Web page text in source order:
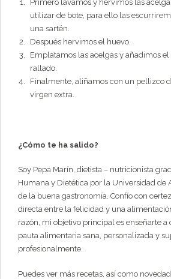
Primero lavamos y hervimos las
utilizar de bote, para ello las
una sartén.
Después hervimos el huevo.
Emplatamos las acelgas y añadimos
rallado.
Finalmente, aliñamos con un pellizco
virgen extra.
¿Cómo te ha salido?
Soy Pepa Marín, dietista – nutricionista
Humana y Dietética por la Universidad de
de la buena gastronomía. Confío con
directa entre la felicidad y una
razón, mi objetivo principal es enseñarte a
pauta alimentaria sana, personalizada y
profesionalmente.
Puedes ver más recetas, así como